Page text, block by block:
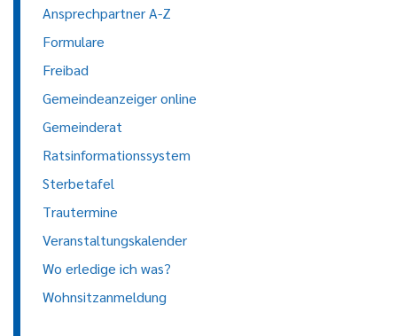
Ansprechpartner A-Z
Formulare
Freibad
Gemeindeanzeiger online
Gemeinderat
Ratsinformationssystem
Sterbetafel
Trautermine
Veranstaltungskalender
Wo erledige ich was?
Wohnsitzanmeldung